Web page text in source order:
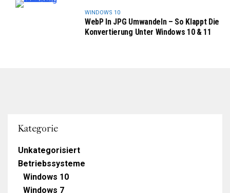
WINDOWS 10
WebP In JPG Umwandeln – So Klappt Die
Konvertierung Unter Windows 10 & 11
Kategorie
Unkategorisiert
Betriebssysteme
Windows 10
Windows 7